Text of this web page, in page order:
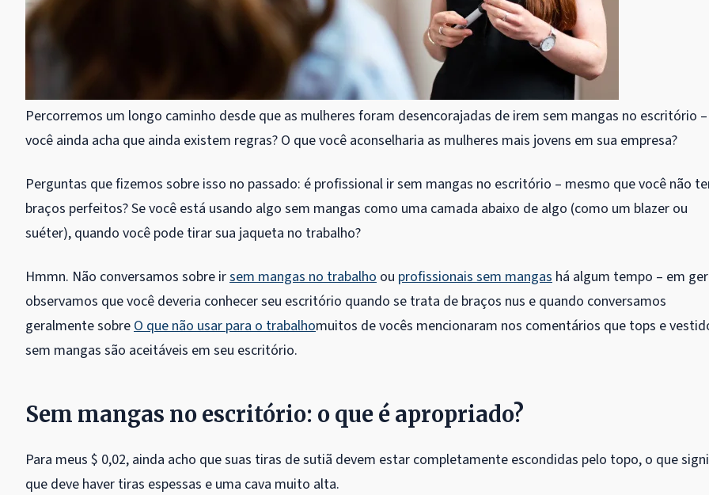
Percorremos um longo caminho desde que as mulheres foram desencorajadas de irem sem mangas no escritório –
você ainda acha que ainda existem regras? O que você aconselharia as mulheres mais jovens em sua empresa?
Perguntas que fizemos sobre isso no passado: é profissional ir sem mangas no escritório – mesmo que você não
braços perfeitos? Se você está usando algo sem mangas como uma camada abaixo de algo (como um blazer ou
suéter), quando você pode tirar sua jaqueta no trabalho?
Hmmn. Não conversamos sobre irsem mangas no trabalho ou profissionais sem mangas há algum tempo – em
observamos que você deveria conhecer seu escritório quando se trata de braços nus e quando conversamos
geralmente sobre O que não usar para o trabalhomuitos de vocês mencionaram nos comentários que tops e
sem mangas são aceitáveis ​​em seu escritório.
Sem mangas no escritório: o que é apropriado?
Para meus $ 0,02, ainda acho que suas tiras de sutiã devem estar completamente escondidas pelo topo, o que
que deve haver tiras espessas e uma cava muito alta.